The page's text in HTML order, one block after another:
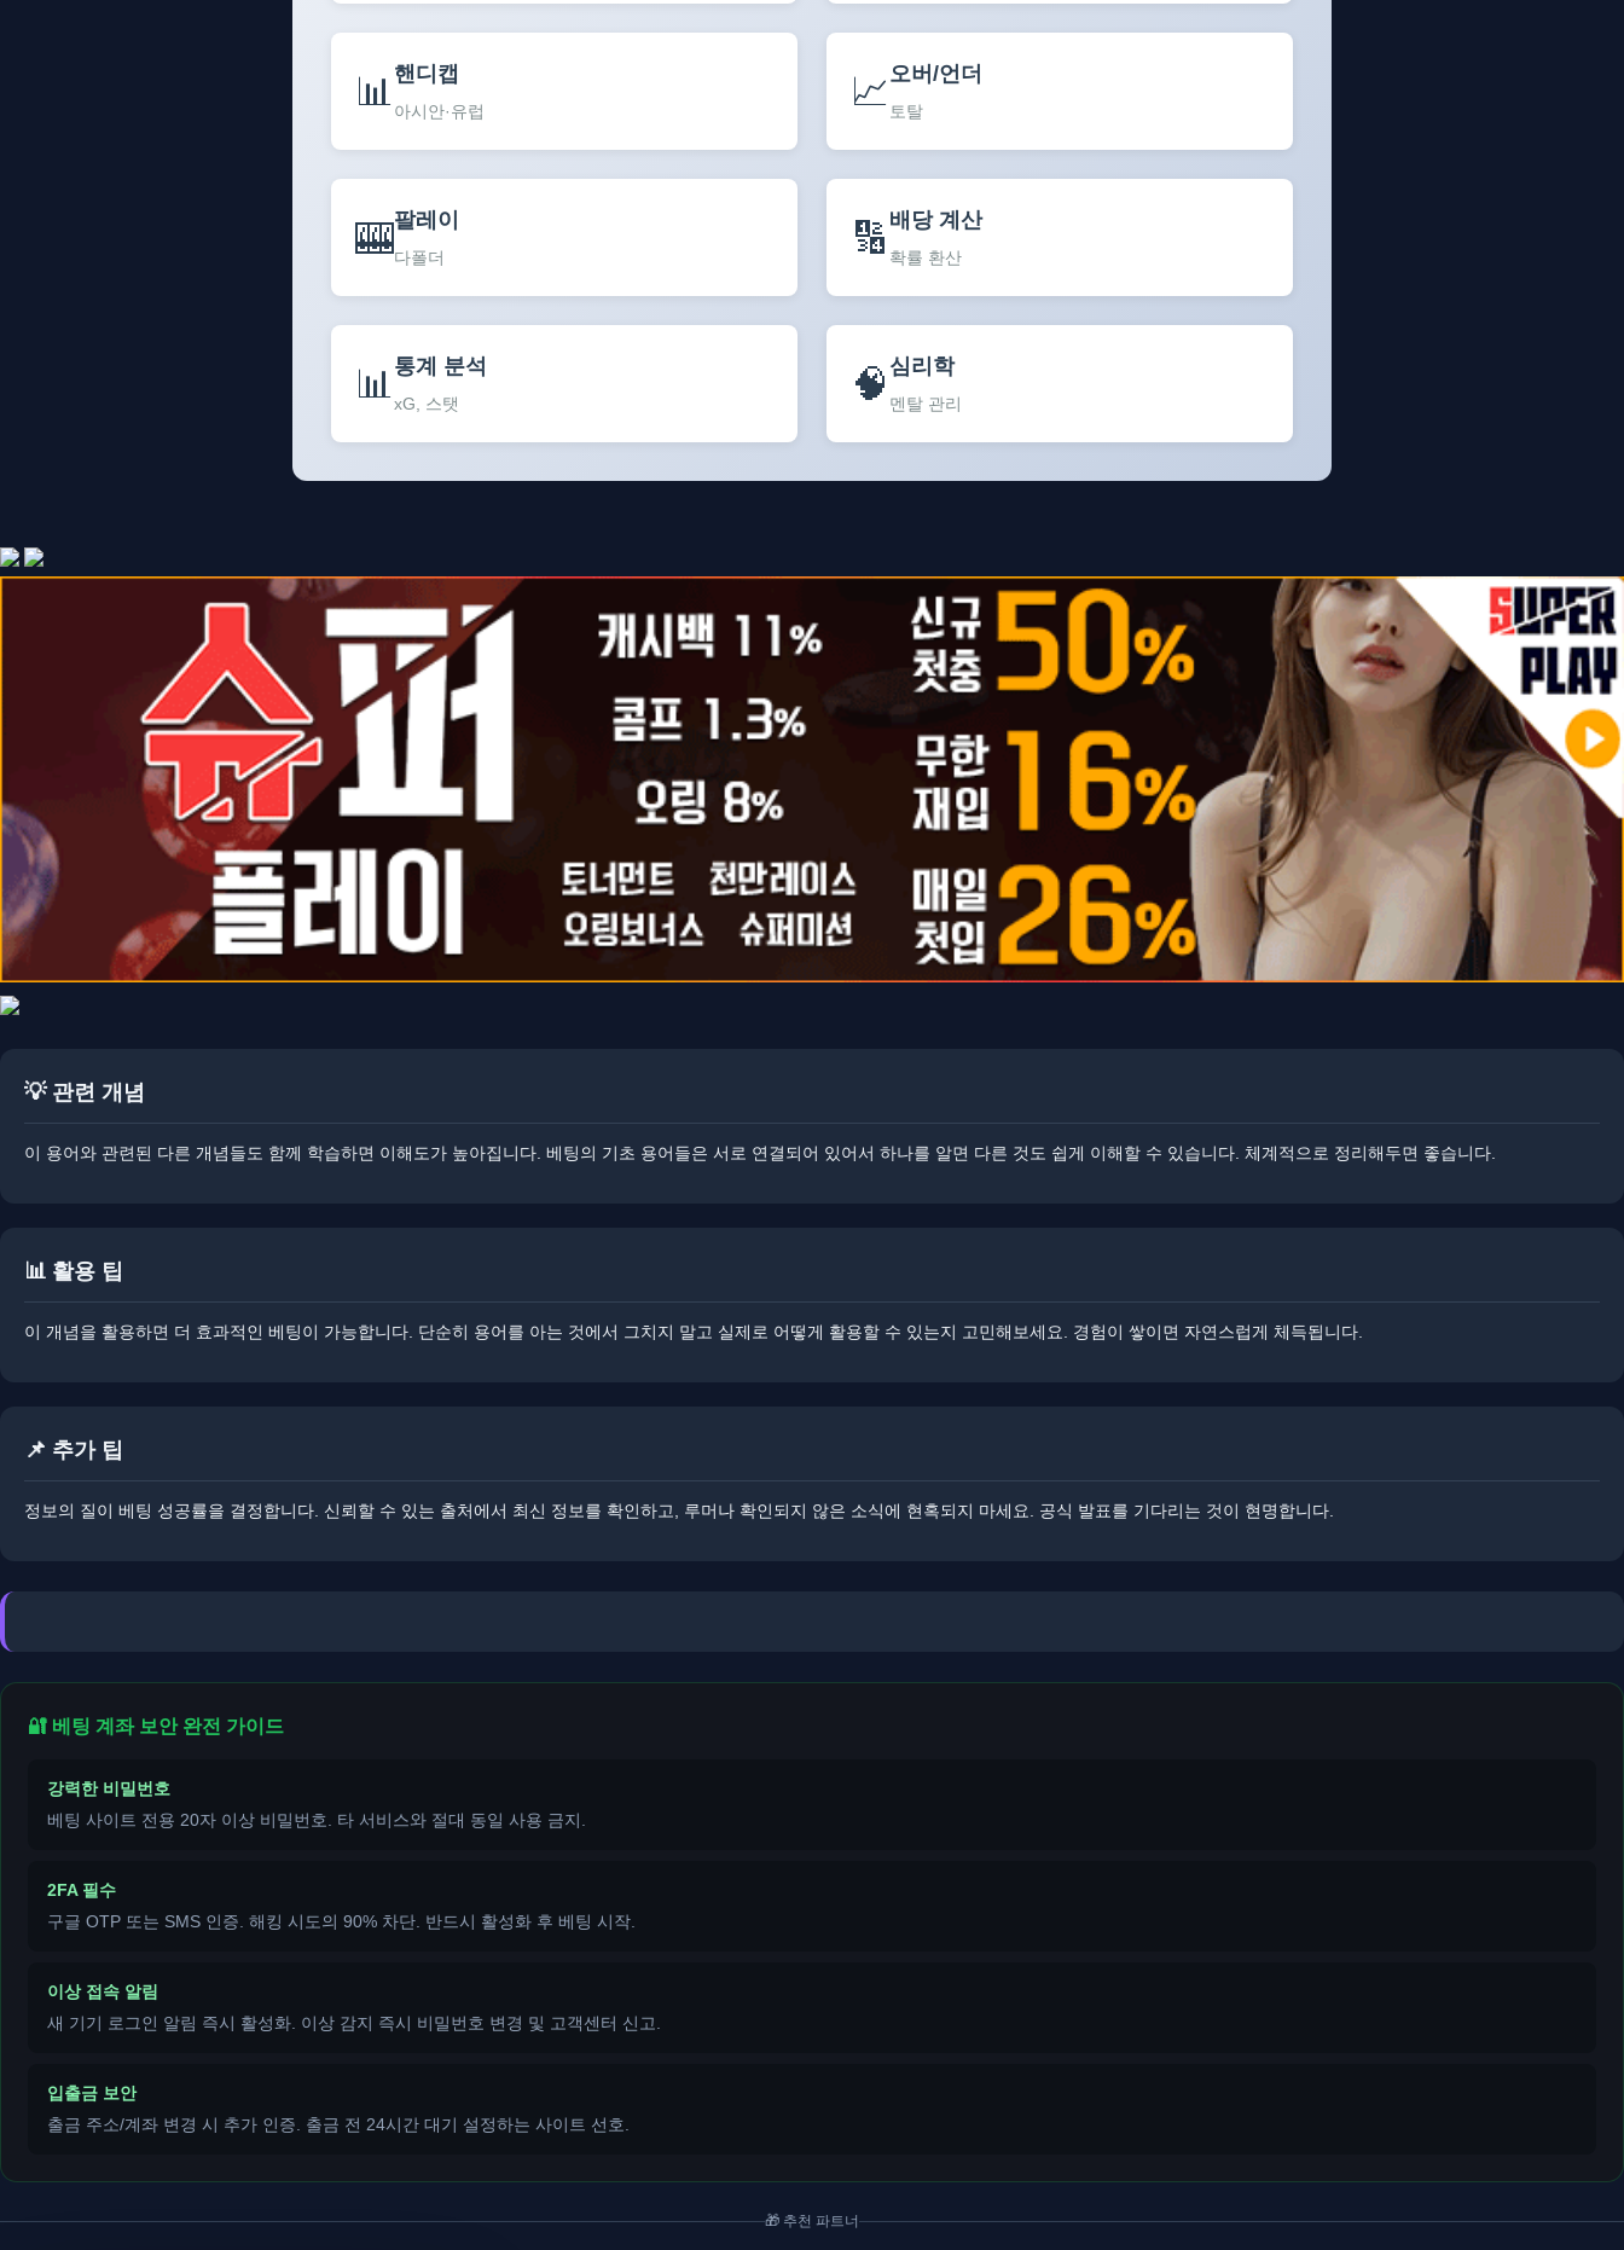
📊 핸디캡
아시안·유럽 📈 오버/언더
토탈
🎰팔레이
다폴더 🔢 배당 계산
확률 환산
📊 통계 분석
xG, 스탯 🧠 심리학
멘탈 관리
💡 관련 개념
이 용어와 관련된 다른 개념들도 함께 학습하면 이해도가 높아집니다. 베팅의 기초 용어들은 서로 연결되어 있어서 하나를 알면 다른 것도 쉽게 이해할 수 있습니다. 체계적으로 정리해두면 좋습니다.
📊 활용 팁
이 개념을 활용하면 더 효과적인 베팅이 가능합니다. ​단순히 용어를 아는 것에서 그치지 말고 실제로 어떻게 활용할 수 있는지 고민해보세요. 경험이 쌓이면 자연스럽게 체득됩니다.
📌 추가 팁
정보의 질이 베팅 성공률을 결정합니다. ​신뢰할 수 있는 출처에서 최신 정보를 확인하고, 루머나 확인되지 않은 소식에 현혹되지 마세요. 공식 발표를 기다리는 것이 현명합니다.
🔐 베팅 계좌 보안 완전 가이드
강력한 비밀번호
베팅 사이트 전용 20자 이상 비밀번호. 타 서비스와 절대 동일 사용 금지.
2FA 필수
구글 OTP 또는 SMS 인증. 해킹 시도의 90% 차단. 반드시 활성화 후 베팅 시작.
이상 접속 알림
새 기기 로그인 알림 즉시 활성화. 이상 감지 즉시 비밀번호 변경 및 고객센터 신고.
입출금 보안
출금 주소/계좌 변경 시 추가 인증. 출금 전 24시간 대기 설정하는 사이트 선호.
🎁 추천 파트너